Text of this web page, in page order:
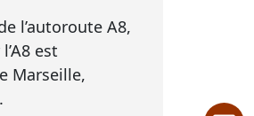
l’autoroute A8,
est
Marseille,